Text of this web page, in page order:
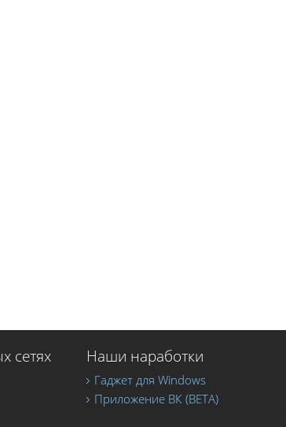
сетях Наши наработки
Гаджет для Windows
Приложение ВК (BETA)